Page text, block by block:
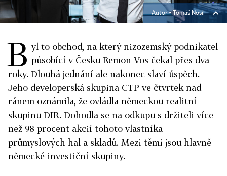
Autor ▪ Tomáš Nosil
B yl to obchod, na který nizozemský podnikatel
působící v Česku Remon Vos čekal přes dva
roky. Dlouhá jednání ale nakonec slaví úspěch.
Jeho developerská skupina CTP ve čtvrtek nad
ránem oznámila, že ovládla německou realitní
skupinu DIR. Dohodla se na odkupu s držiteli více
než 98 procent akcií tohoto vlastníka
průmyslových hal a skladů. Mezi těmi jsou hlavně
německé investiční skupiny.